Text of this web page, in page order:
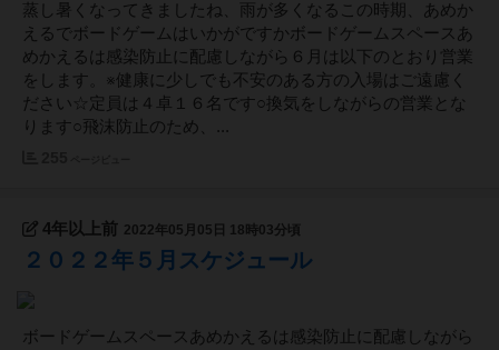
蒸し暑くなってきましたね、雨が多くなるこの時期、あめか
えるでボードゲームはいかがですかボードゲームスペースあ
めかえるは感染防止に配慮しながら６月は以下のとおり営業
をします。※健康に少しでも不安のある方の入場はご遠慮く
ださい☆定員は４卓１６名です○換気をしながらの営業とな
ります○飛沫防止のため、...
4年以上前 2022年05月05日 18時03分頃
２０２２年５月スケジュール
ボードゲームスペースあめかえるは感染防止に配慮しながら